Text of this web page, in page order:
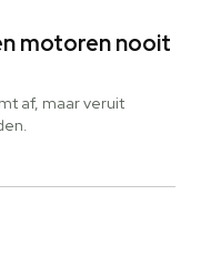
motoren nooit
af, maar veruit